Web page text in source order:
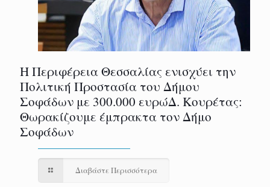
Η Περιφέρεια Θεσσαλίας ενισχύει την
Πολιτική Προστασία του Δήμου
Σοφάδων με 300.000 ευρώΔ. Κουρέτας:
Θωρακίζουμε έμπρακτα τον Δήμο
Σοφάδων
Διαβάστε Περισσότερα